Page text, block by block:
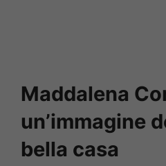
Maddalena
un’immagine
bella casa